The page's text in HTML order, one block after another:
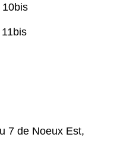
10bis
7 de Noeux Est,